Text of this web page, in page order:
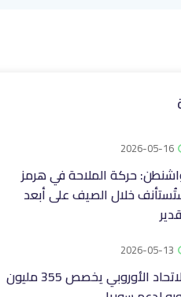
2026-05-16
حركة الملاحة في هرمز
خلال الصيف على أبعد
2026-05-13
الاتحاد الأوروبي يخصص 355 مليون